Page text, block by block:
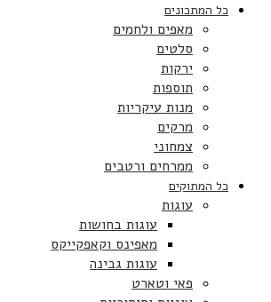
כל המתכונים
מאפים ולחמים
סלטים
ירקות
תוספות
מנות עיקריות
מרקים
צמחוני
ממרחים ורטבים
כל המתוקים
עוגות
עוגות בחושות
מאפינס וקאפקייקס
עוגות גבינה
פאי וטארט